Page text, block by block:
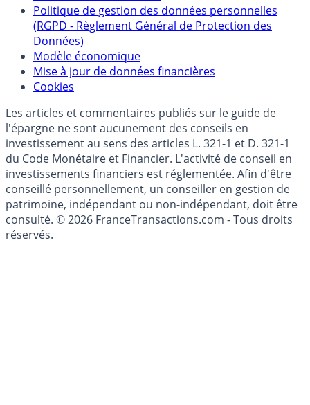
Collecte avis internautes
Politique de gestion des données personnelles
(RGPD - Règlement Général de Protection des
Données)
Modèle économique
Mise à jour de données financières
Cookies
Les articles et commentaires publiés sur le guide de
l'épargne ne sont aucunement des conseils en
investissement au sens des articles L. 321-1 et D. 321-1
du Code Monétaire et Financier. L'activité de conseil en
investissements financiers est réglementée. Afin d'être
conseillé personnellement, un conseiller en gestion de
patrimoine, indépendant ou non-indépendant, doit être
consulté. © 2026 FranceTransactions.com - Tous droits